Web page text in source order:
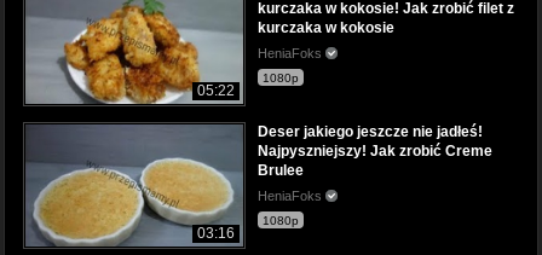
05:22
kurczaka w kokosie! Jak zrobić filet z
kurczaka w kokosie
HeniaFoks
1080p
03:16
Deser jakiego jeszcze nie jadłeś!
Najpyszniejszy! Jak zrobić Creme
Brulee
HeniaFoks
1080p